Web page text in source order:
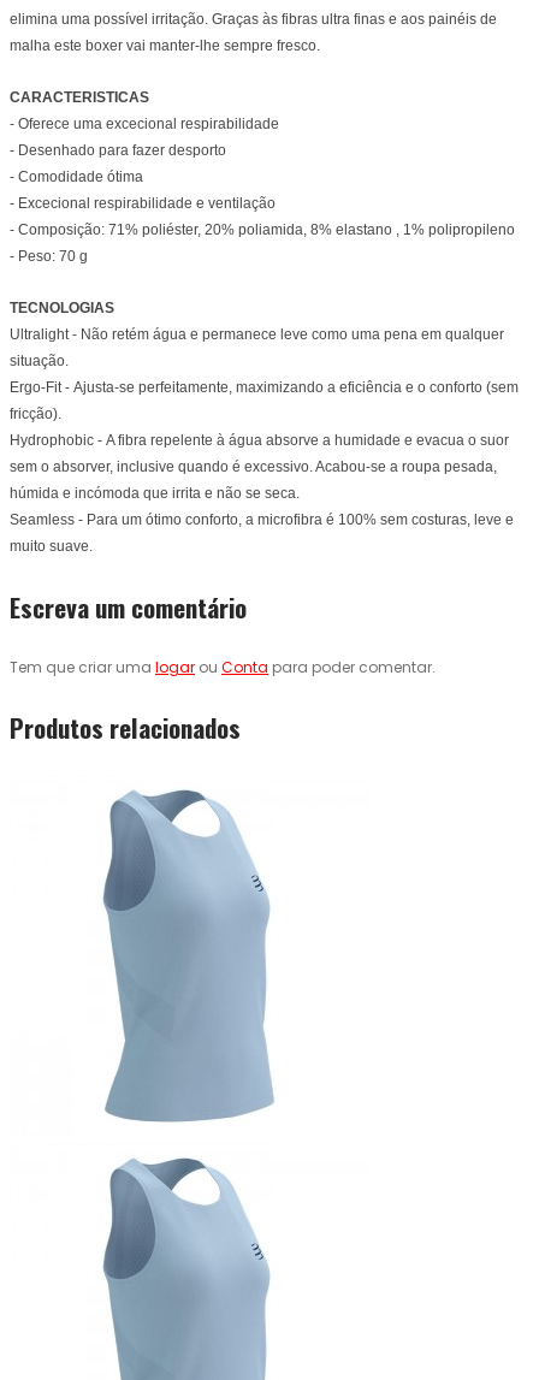
elimina uma possível irritação. Graças às fibras ultra finas e aos painéis de
malha este boxer vai manter-lhe sempre fresco.
CARACTERISTICAS
- Oferece uma excecional respirabilidade
- Desenhado para fazer desporto
- Comodidade ótima
- Excecional respirabilidade e ventilação
- Composição: 71% poliéster, 20% poliamida, 8% elastano , 1% polipropileno
- Peso: 70 g
TECNOLOGIAS
Ultralight - Não retém água e permanece leve como uma pena em qualquer
situação.
Ergo-Fit - Ajusta-se perfeitamente, maximizando a eficiência e o conforto (sem
fricção).
Hydrophobic - A fibra repelente à água absorve a humidade e evacua o suor
sem o absorver, inclusive quando é excessivo. Acabou-se a roupa pesada,
húmida e incómoda que irrita e não se seca.
Seamless - Para um ótimo conforto, a microfibra é 100% sem costuras, leve e
muito suave.
Escreva um comentário
Tem que criar uma logar ou Conta para poder comentar.
Produtos relacionados